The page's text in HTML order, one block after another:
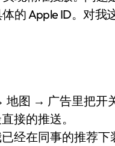
戏终于要登 PC，光盘
到底香不香？一篇帮你避
的 Apple ID。对
地图 → 广告里把开
接的推送。
已经在同事的推荐